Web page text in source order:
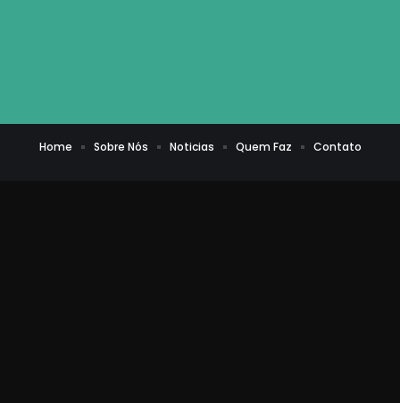
Home Sobre Nós Noticias Quem Faz Contato